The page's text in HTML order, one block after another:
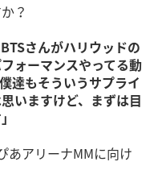
？
さんがハリウッドの
ォーマンスやってる動
達もそういうサプライ
いますけど、まずは目
アリーナMMに向け